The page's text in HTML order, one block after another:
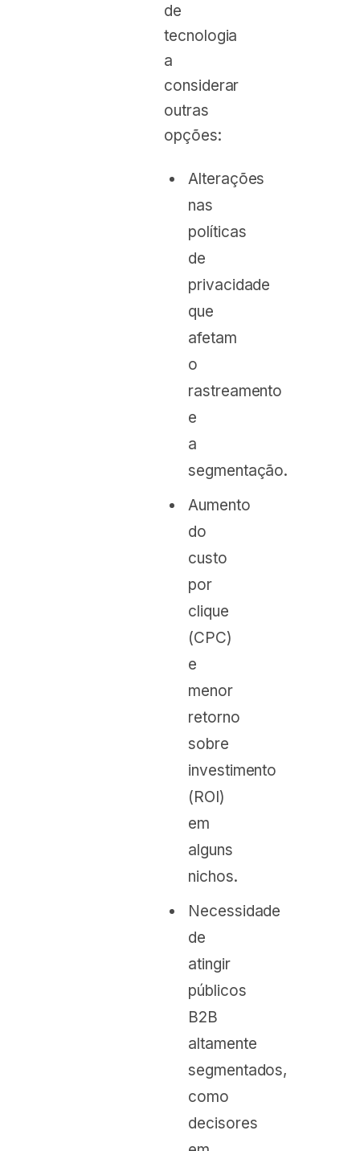
de
tecnologia
a
considerar
outras
opções:
Alterações
nas
políticas
de
privacidade
que
afetam
o
rastreamento
e
a
segmentação.
Aumento
do
custo
por
clique
(CPC)
e
menor
retorno
sobre
investimento
(ROI)
em
alguns
nichos.
Necessidade
de
atingir
públicos
B2B
altamente
segmentados,
como
decisores